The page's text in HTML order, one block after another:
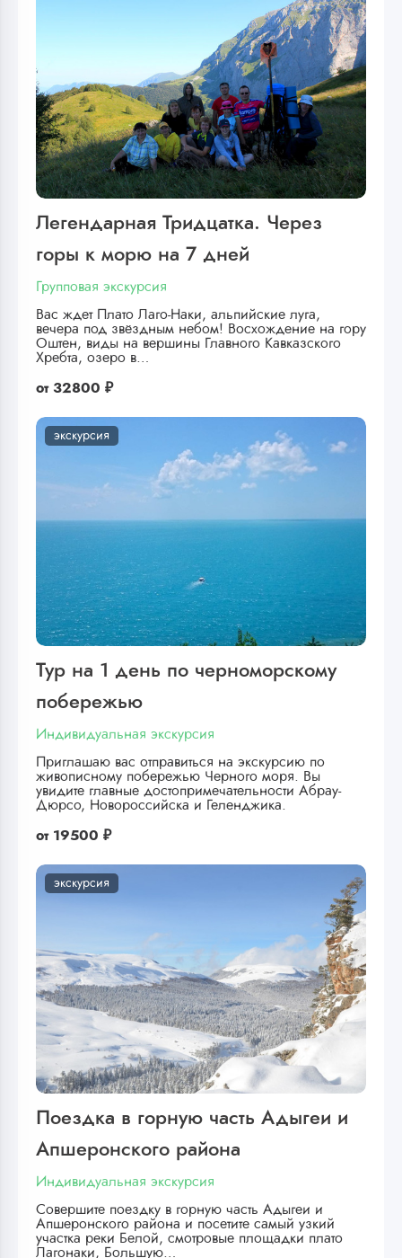
Легендарная Тридцатка. Через
горы к морю на 7 дней
Групповая экскурсия
Вас ждет Плато Лаго-Наки, альпийские луга,
вечера под звёздным небом! Восхождение на гору
Оштен, виды на вершины Главного Кавказского
Хребта, озеро в…
от 32800 ₽
экскурсия
Тур на 1 день по черноморскому
побережью
Индивидуальная экскурсия
Приглашаю вас отправиться на экскурсию по
живописному побережью Черного моря. Вы
увидите главные достопримечательности Абрау-
Дюрсо, Новороссийска и Геленджика.
от 19500 ₽
экскурсия
Поездка в горную часть Адыгеи и
Апшеронского района
Индивидуальная экскурсия
Совершите поездку в горную часть Адыгеи и
Апшеронского района и посетите самый узкий
участка реки Белой, смотровые площадки плато
Лагонаки, Большую…